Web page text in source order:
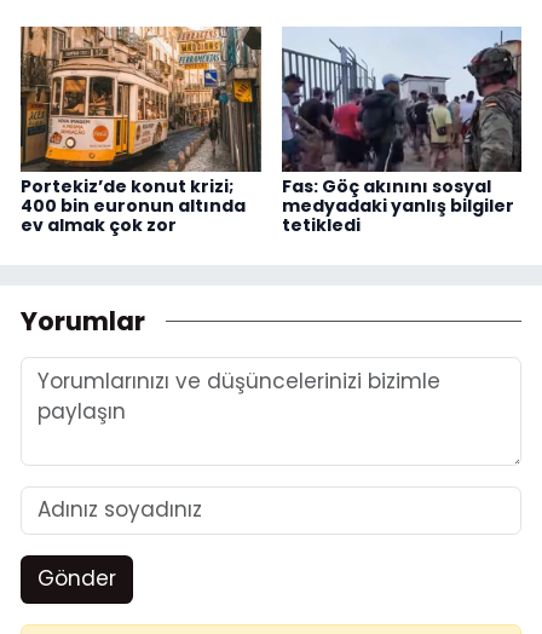
Portekiz’de konut krizi;
400 bin euronun altında
ev almak çok zor
Fas: Göç akınını sosyal
medyadaki yanlış bilgiler
tetikledi
Yorumlar
Gönder